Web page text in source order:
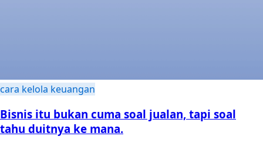
cara kelola keuangan
Bisnis itu bukan cuma soal jualan, tapi soal
tahu duitnya ke mana.